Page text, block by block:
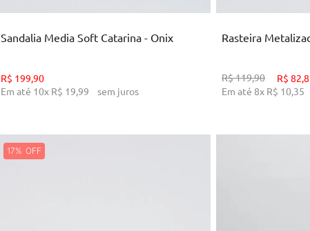
Sandalia Media Soft Catarina - Onix
R$ 199,90
Em até 10x R$ 19,99 sem juros
Rasteira
R$119,90 R$ 82,
Em até 8x R$ 10,35
17%